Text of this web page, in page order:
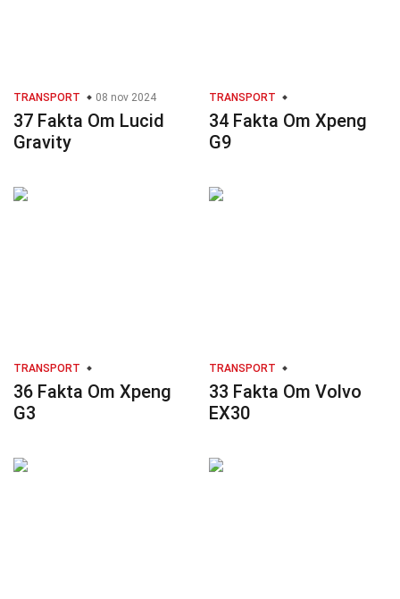
TRANSPORT 08 nov 2024
37 Fakta Om Lucid
Gravity
TRANSPORT
34 Fakta Om Xpeng
G9
TRANSPORT
36 Fakta Om Xpeng
G3
TRANSPORT
33 Fakta Om Volvo
EX30